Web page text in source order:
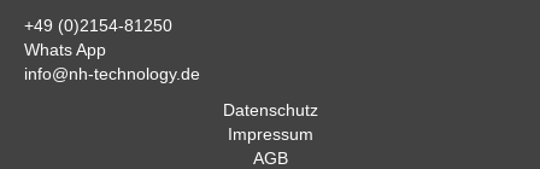
+49 (0)2154-81250
Whats App
info@nh-technology.de
Datenschutz
Impressum
AGB